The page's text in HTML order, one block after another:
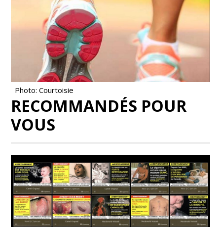
Photo: Courtoisie
RECOMMANDÉS POUR
VOUS